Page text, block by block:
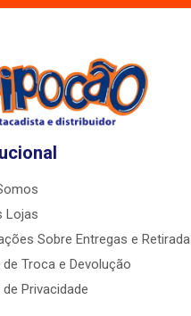
Lojas
Sobre Entregas e
Troca e Devolução
Privacidade